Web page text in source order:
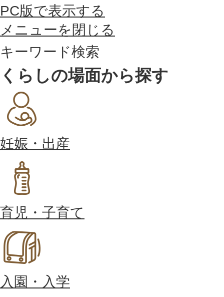
PC版で表示する
メニューを閉じる
キーワード検索
くらしの場面から探す
妊娠・出産
育児・子育て
入園・入学